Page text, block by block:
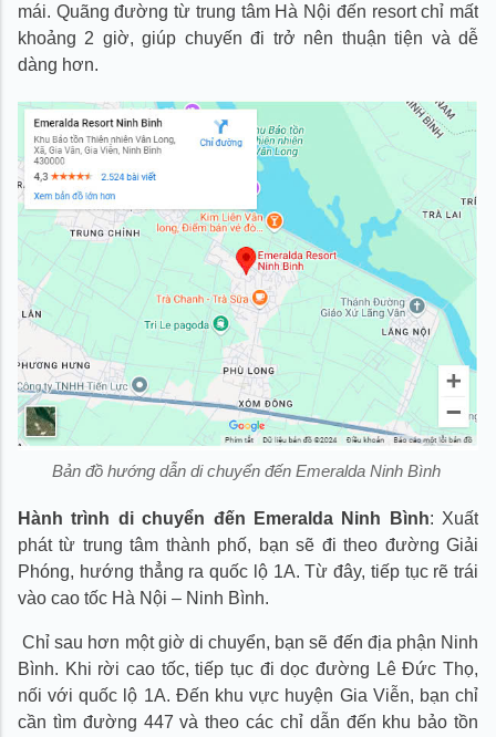
mái. Quãng đường từ trung tâm Hà Nội đến resort chỉ mất
khoảng 2 giờ, giúp chuyến đi trở nên thuận tiện và dễ
dàng hơn.
Bản đồ hướng dẫn di chuyển đến Emeralda Ninh Bình
Hành trình di chuyển đến Emeralda Ninh Bình: Xuất
phát từ trung tâm thành phố, bạn sẽ đi theo đường Giải
Phóng, hướng thẳng ra quốc lộ 1A. Từ đây, tiếp tục rẽ trái
vào cao tốc Hà Nội – Ninh Bình.
Chỉ sau hơn một giờ di chuyển, bạn sẽ đến địa phận Ninh
Bình. Khi rời cao tốc, tiếp tục đi dọc đường Lê Đức Thọ,
nối với quốc lộ 1A. Đến khu vực huyện Gia Viễn, bạn chỉ
cần tìm đường 447 và theo các chỉ dẫn đến khu bảo tồn